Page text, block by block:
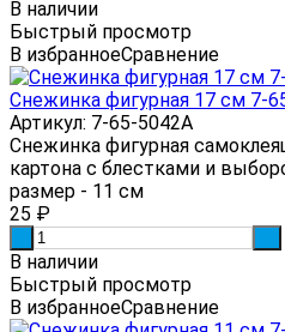
В наличии
Быстрый просмотр
В избранноеСравнение
Снежинка фигурная 17 см 7-
Артикул: 7-65-5042А
Снежинка фигурная
картона с блестками и
размер - 11 см
25 ₽
В наличии
Быстрый просмотр
В избранноеСравнение